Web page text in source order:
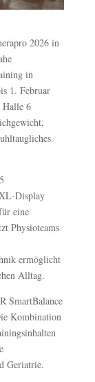
2026 in
in
1. Februar
Halle 6
Display
eine
Physioteams
ermöglicht
Alltag.
SmartBalance
Kombination
Geriatrie.